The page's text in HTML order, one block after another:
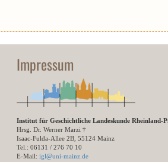
Impressum
Institut für Geschichtliche Landeskunde Rheinland-
Hrsg. Dr. Werner Marzi †
Isaac-Fulda-Allee 2B, 55124 Mainz
Tel.: 06131 / 276 70 10
E-Mail: igl@uni-mainz.de